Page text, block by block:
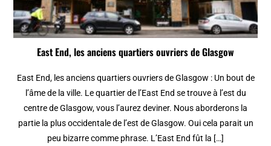
East End, les anciens quartiers ouvriers de Glasgow
East End, les anciens quartiers ouvriers de Glasgow : Un bout de
l’âme de la ville. Le quartier de l’East End se trouve à l’est du
centre de Glasgow, vous l’aurez deviner. Nous aborderons la
partie la plus occidentale de l’est de Glasgow. Oui cela parait un
peu bizarre comme phrase. L’East End fût la […]